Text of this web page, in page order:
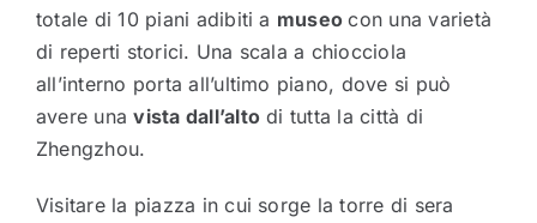
totale di 10 piani adibiti a museocon una varietà
di reperti storici. Una scala a chiocciola
all’interno porta all’ultimo piano, dove si può
avere unavista dall’alto di tutta la città di
Zhengzhou.
Visitare la piazza in cui sorge la torre di sera